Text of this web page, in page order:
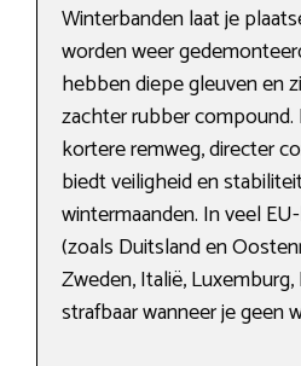
Winterbanden laat je
worden weer
hebben diepe gleuven en
zachter rubber
kortere remweg, directer
biedt veiligheid en
wintermaanden. In veel
(zoals Duitsland en
Zweden, Italië,
strafbaar wanneer je geen